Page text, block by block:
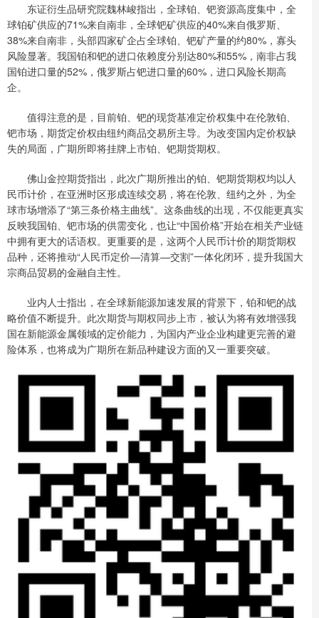
东证衍生品研究院魏林峻指出，全球铂、钯资源高度集中，全
球铂矿供应的71%来自南非，全球钯矿供应的40%来自俄罗斯、
38%来自南非，头部四家矿企占全球铂、钯矿产量的约80%，寡头
风险显著。我国铂和钯的进口依赖度分别达80%和55%，南非占我
国铂进口量的52%，俄罗斯占钯进口量的60%，进口风险长期高
企。
值得注意的是，目前铂、钯的现货基准定价权集中在伦敦铂、
钯市场，期货定价权由纽约商品交易所主导。为改变国内定价权缺
失的局面，广期所即将挂牌上市铂、钯期货期权。
佛山金控期货指出，此次广期所推出的铂、钯期货期权均以人
民币计价，在亚洲时区形成连续交易，将在伦敦、纽约之外，为全
球市场增添了“第三条价格主曲线”。这条曲线的出现，不仅能更真实
反映我国铂、钯市场的供需变化，也让“中国价格”开始在相关产业链
中拥有更大的话语权。更重要的是，这两个人民币计价的期货期权
品种，还将推动“人民币定价—清算—交割”一体化闭环，提升我国大
宗商品贸易的金融自主性。
业内人士指出，在全球新能源加速发展的背景下，铂和钯的战
略价值不断提升。此次期货与期权同步上市，被认为将有效增强我
国在新能源金属领域的定价能力，为国内产业企业构建更完善的避
险体系，也将成为广期所在新品种建设方面的又一重要突破。